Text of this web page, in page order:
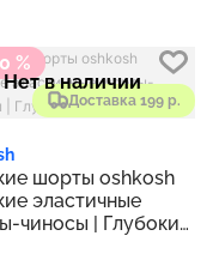
%
Доставка 199 р.
Нет в наличии
шорты oshkosh
эластичные
чиносы | Глубокий